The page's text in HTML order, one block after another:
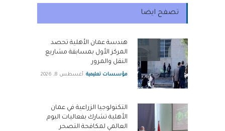
تصفح ايضا
هندسة عمان الأهلية تحصد
المركز الأول بمسابقة مشاريع
النقل والمرور
مؤسسات تعليمية أغسطس 8, 2026
التكنولوجيا الزراعية في عمان
الأهلية تشارك بفعاليات اليوم
العالمي لمكافحة التصحر